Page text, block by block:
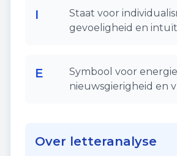
I
Staat voor
gevoeligheid en
E
Symbool voor
nieuwsgierigheid en
Over letteranalyse